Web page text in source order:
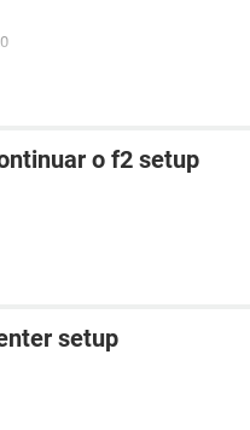
o f2 setup
setup